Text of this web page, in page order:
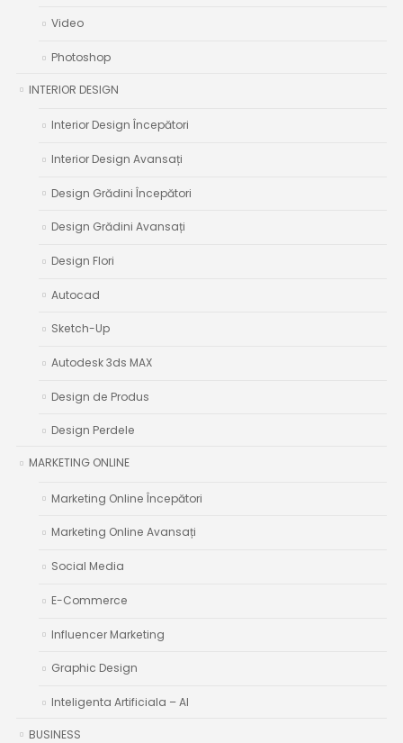
Video
Photoshop
INTERIOR DESIGN
Interior Design Începători
Interior Design Avansați
Design Grădini Începători
Design Grădini Avansați
Design Flori
Autocad
Sketch-Up
Autodesk 3ds MAX
Design de Produs
Design Perdele
MARKETING ONLINE
Marketing Online Începători
Marketing Online Avansați
Social Media
E-Commerce
Influencer Marketing
Graphic Design
Inteligenta Artificiala – AI
BUSINESS